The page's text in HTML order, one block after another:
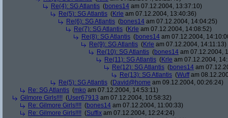
Re(4): SG Atlantis (bones14 am 07.12.2004, 13:37:10)
Re(5): SG Atlantis (Krle am 07.12.2004, 13:40:36)
Re(6): SG Atlantis (bones14 am 07.12.2004, 14:04:25)
Re(7): SG Atlantis (Krle am 07.12.2004, 14:08:52)
Re(8): SG Atlantis (bones14 am 07.12.2004,
Re(9): SG Atlantis (Krle am 07.12.2004, 14:11:13)
Re(10): SG Atlantis (bones14 am 07.12.2004,
Re(11): SG Atlantis (Krle am 07.12.2004,
Re(12): SG Atlantis (bones14 am
Re(13): SG Atlantis (Wuffam
Re(5): SG Atlantis (David@home am 09.12.2004, 00:26:24)
Re: SG Atlantis (mko am 07.12.2004, 14:53:11)
Gilmore Girls!!!! (User67913 am 07.12.2004, 10:58:32)
Re: Gilmore Girls!!!! (bones14 am 07.12.2004, 11:00:33)
Re: Gilmore Girls!!!! (Suffix am 07.12.2004, 12:24:24)